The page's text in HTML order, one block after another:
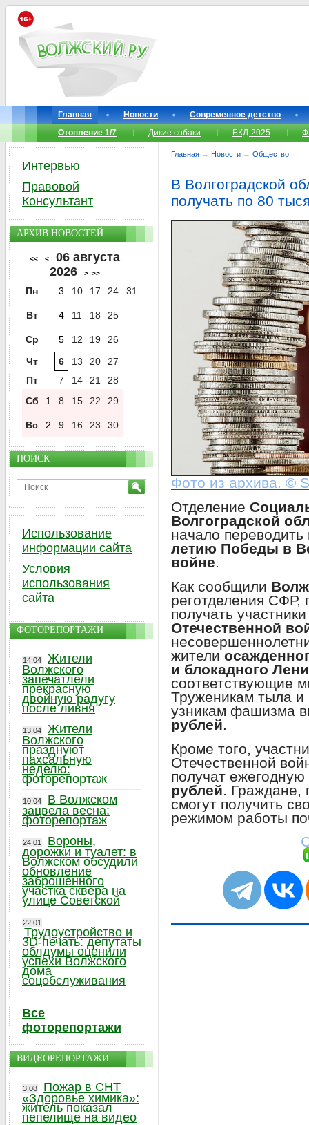
Главная Новости
Современное детство
Отопление 1/7
Дикие собаки БКД-2025
Главная → Новости → Общество
В Волгоградской
получать по 80
Фото из архива. ©
Отделение
Волгоградской
начало
летию Победы в
войне.
Как сообщили
реготделения СФР,
получать
Отечественной
жители
и блокадного
соответствующие
Труженикам тыла
узникам фашизма
рублей.
Кроме того,
Отечественной
получат
рублей. Граждане,
смогут получить
режимом работы
Интервью
Правовой
Консультант
АРХИВ НОВОСТЕЙ
<< <
06 августа
2026
> >>
Пн 3 10 17 24 31
Вт 4 11 18 25
Ср 5 12 19
26
Чт
6 13 20
27
Пт
7 14 21
28
Сб
1 8 15 22 29
Вс 2 9 16 23 30
ПОИСК
Использование
информации сайта
Условия
использования
сайта
ФОТОРЕПОРТАЖИ
14.04
Жители
Волжского
запечатлели
прекрасную
двойную радугу
после ливня
13.04
Жители
Волжского
празднуют
пахсальную
неделю:
фоторепортаж
10.04
В Волжском
зацвела весна:
фоторепортаж
24.01
Вороны,
дорожки и туалет: в
Волжском обсудили
обновление
заброшенного
участка сквера на
улице Советской
22.01
Трудоустройство и
3D-печать: депутаты
облдумы оценили
успехи Волжского
дома
соцобслуживания
Все
фоторепортажи
ВИДЕОРЕПОРТАЖИ
3.08
Пожар в СНТ
«Здоровье химика»:
житель показал
пепелище на видео